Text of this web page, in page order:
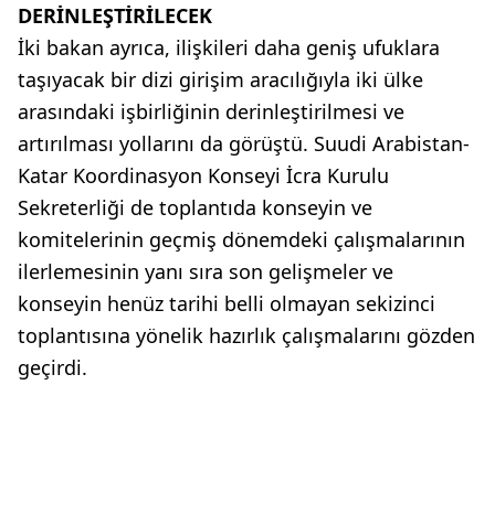
DERİNLEŞTİRİLECEK
İki bakan ayrıca, ilişkileri daha geniş ufuklara
taşıyacak bir dizi girişim aracılığıyla iki ülke
arasındaki işbirliğinin derinleştirilmesi ve
artırılması yollarını da görüştü. Suudi Arabistan-
Katar Koordinasyon Konseyi İcra Kurulu
Sekreterliği de toplantıda konseyin ve
komitelerinin geçmiş dönemdeki çalışmalarının
ilerlemesinin yanı sıra son gelişmeler ve
konseyin henüz tarihi belli olmayan sekizinci
toplantısına yönelik hazırlık çalışmalarını gözden
geçirdi.